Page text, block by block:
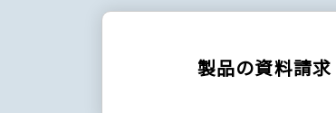
製品の資料請求